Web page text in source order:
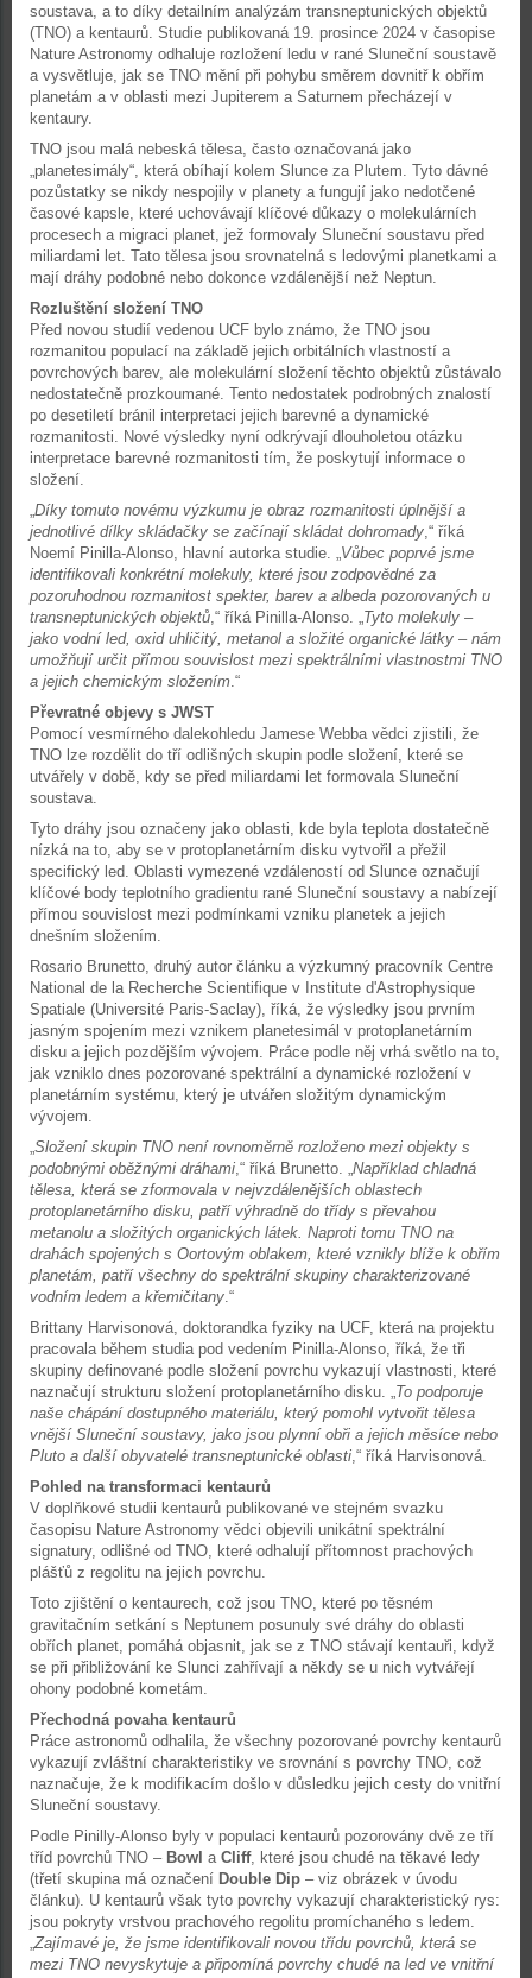
soustava, a to díky detailním analýzám transneptunických objektů
(TNO) a kentaurů. Studie publikovaná 19. prosince 2024 v časopise
Nature Astronomy odhaluje rozložení ledu v rané Sluneční soustavě
a vysvětluje, jak se TNO mění při pohybu směrem dovnitř k obřím
planetám a v oblasti mezi Jupiterem a Saturnem přecházejí v
kentaury.
TNO jsou malá nebeská tělesa, často označovaná jako
„planetesimály“, která obíhají kolem Slunce za Plutem. Tyto dávné
pozůstatky se nikdy nespojily v planety a fungují jako nedotčené
časové kapsle, které uchovávají klíčové důkazy o molekulárních
procesech a migraci planet, jež formovaly Sluneční soustavu před
miliardami let. Tato tělesa jsou srovnatelná s ledovými planetkami a
mají dráhy podobné nebo dokonce vzdálenější než Neptun.
Rozluštění složení TNO
Před novou studií vedenou UCF bylo známo, že TNO jsou
rozmanitou populací na základě jejich orbitálních vlastností a
povrchových barev, ale molekulární složení těchto objektů zůstávalo
nedostatečně prozkoumané. Tento nedostatek podrobných znalostí
po desetiletí bránil interpretaci jejich barevné a dynamické
rozmanitosti. Nové výsledky nyní odkrývají dlouholetou otázku
interpretace barevné rozmanitosti tím, že poskytují informace o
složení.
Díky tomuto novému výzkumu je obraz rozmanitosti úplnější a
jednotlivé dílky skládačky se začínají skládat dohromady ,“ říká
Noemí Pinilla-Alonso, hlavní autorka studie. „ Vůbec poprvé jsme
identifikovali konkrétní molekuly, které jsou zodpovědné za
pozoruhodnou rozmanitost spekter, barev a albeda pozorovaných u
transneptunických objektů ,“ říká Pinilla-Alonso. „ Tyto molekuly –
jako vodní led, oxid uhličitý, metanol a složité organické látky – nám
umožňují určit přímou souvislost mezi spektrálními vlastnostmi TNO
a jejich chemickým složením .“
Převratné objevy s JWST
Pomocí vesmírného dalekohledu Jamese Webba vědci zjistili, že
TNO lze rozdělit do tří odlišných skupin podle složení, které se
utvářely v době, kdy se před miliardami let formovala Sluneční
soustava.
Tyto dráhy jsou označeny jako oblasti, kde byla teplota dostatečně
nízká na to, aby se v protoplanetárním disku vytvořil a přežil
specifický led. Oblasti vymezené vzdáleností od Slunce označují
klíčové body teplotního gradientu rané Sluneční soustavy a nabízejí
přímou souvislost mezi podmínkami vzniku planetek a jejich
dnešním složením.
Rosario Brunetto, druhý autor článku a výzkumný pracovník Centre
National de la Recherche Scientifique v Institute d'Astrophysique
Spatiale (Université Paris-Saclay), říká, že výsledky jsou prvním
jasným spojením mezi vznikem planetesimál v protoplanetárním
disku a jejich pozdějším vývojem. Práce podle něj vrhá světlo na to,
jak vzniklo dnes pozorované spektrální a dynamické rozložení v
planetárním systému, který je utvářen složitým dynamickým
vývojem.
Složení skupin TNO není rovnoměrně rozloženo mezi objekty s
podobnými oběžnými dráhami ,“ říká Brunetto. „ Například chladná
tělesa, která se zformovala v nejvzdálenějších oblastech
protoplanetárního disku, patří výhradně do třídy s převahou
metanolu a složitých organických látek. Naproti tomu TNO na
drahách spojených s Oortovým oblakem, které vznikly blíže k obřím
planetám, patří všechny do spektrální skupiny charakterizované
vodním ledem a křemičitany .“
Brittany Harvisonová, doktorandka fyziky na UCF, která na projektu
pracovala během studia pod vedením Pinilla-Alonso, říká, že tři
skupiny definované podle složení povrchu vykazují vlastnosti, které
naznačují strukturu složení protoplanetárního disku. „ To podporuje
naše chápání dostupného materiálu, který pomohl vytvořit tělesa
vnější Sluneční soustavy, jako jsou plynní obři a jejich měsíce nebo
Pluto a další obyvatelé transneptunické oblasti ,“ říká Harvisonová.
Pohled na transformaci kentaurů
V doplňkové studii kentaurů publikované ve stejném svazku
časopisu Nature Astronomy vědci objevili unikátní spektrální
signatury, odlišné od TNO, které odhalují přítomnost prachových
plášťů z regolitu na jejich povrchu.
Toto zjištění o kentaurech, což jsou TNO, které po těsném
gravitačním setkání s Neptunem posunuly své dráhy do oblasti
obřích planet, pomáhá objasnit, jak se z TNO stávají kentauři, když
se při přibližování ke Slunci zahřívají a někdy se u nich vytvářejí
ohony podobné kometám.
Přechodná povaha kentaurů
Práce astronomů odhalila, že všechny pozorované povrchy kentaurů
vykazují zvláštní charakteristiky ve srovnání s povrchy TNO, což
naznačuje, že k modifikacím došlo v důsledku jejich cesty do vnitřní
Sluneční soustavy.
Podle Pinilly-Alonso byly v populaci kentaurů pozorovány dvě ze tří
tříd povrchů TNO – Bowl a Cliff, které jsou chudé na těkavé ledy
(třetí skupina má označení Double Dip – viz obrázek v úvodu
článku). U kentaurů však tyto povrchy vykazují charakteristický rys:
jsou pokryty vrstvou prachového regolitu promíchaného s ledem.
Zajímavé je, že jsme identifikovali novou třídu povrchů, která se
mezi TNO nevyskytuje a připomíná povrchy chudé na led ve vnitřní